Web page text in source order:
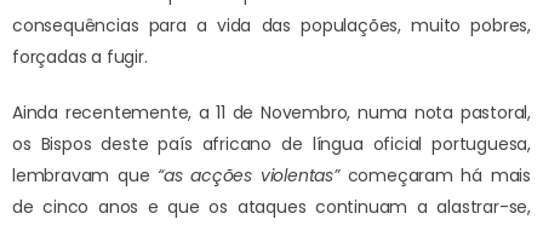
consequências para a vida das populações, muito pobres,
forçadas a fugir.
Ainda recentemente, a 11 de Novembro, numa nota pastoral,
os Bispos deste país africano de língua oficial portuguesa,
lembravam que “as acções violentas”começaram há mais
de cinco anos e que os ataques continuam a alastrar-se,